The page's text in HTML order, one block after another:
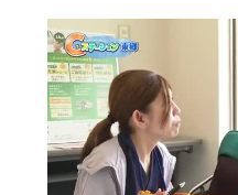
（GmailやYahooな
スでも作成可能です）
※マイページへのロ
録はこちらから
※CCNetアプリをご
ご視聴いただけます。